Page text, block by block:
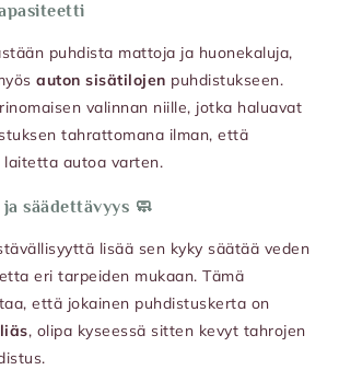
puhdista mattoja ja huonekaluja,
auton sisätilojen puhdistukseen.
valinnan niille, jotka haluavat
tahrattomana ilman, että
autoa varten.
säädettävyys 🧼
lisää sen kyky säätää veden
eri tarpeiden mukaan. Tämä
että jokainen puhdistuskerta on
, olipa kyseessä sitten kevyt tahrojen